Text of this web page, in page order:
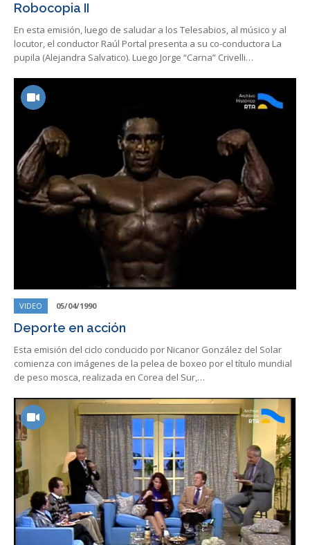
Robocopia II
En esta emisión, luego de saludar a los Telesabios, al músico y al
locutor, el conductor Raúl Portal presenta a su co-conductora La
pupila (Alejandra Salvatico). Luego Jorge “Carna” Crivelli…
VIDEO 05/04/1990
Deporte en acción
Esta emisión del ciclo conducido por Nicanor González del Solar
comienza con imágenes de la pelea de boxeo por el título mundial
de peso mosca, realizada en Corea del Sur,…